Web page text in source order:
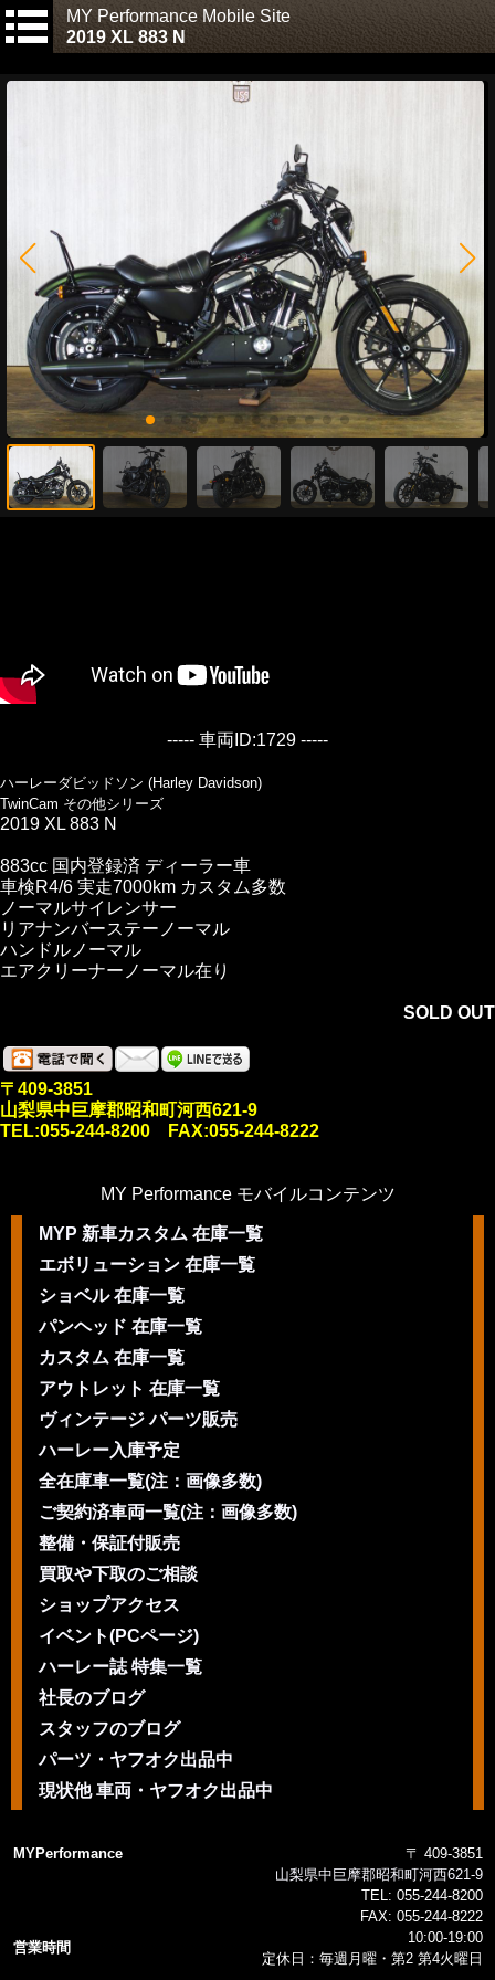
MY Performance Mobile Site
2019 XL 883 N
----- 車両ID:1729 -----
ハーレーダビッドソン (Harley Davidson)
TwinCam その他シリーズ
2019 XL 883 N
883cc 国内登録済 ディーラー車
車検R4/6 実走7000km カスタム多数
ノーマルサイレンサー
リアナンバーステーノーマル
ハンドルノーマル
エアクリーナーノーマル在り
SOLD OUT
〒409-3851
山梨県中巨摩郡昭和町河西621-9
TEL:055-244-8200 FAX:055-244-8222
MY Performance モバイルコンテンツ
MYP 新車カスタム 在庫一覧
エボリューション 在庫一覧
ショベル 在庫一覧
パンヘッド 在庫一覧
カスタム 在庫一覧
アウトレット 在庫一覧
ヴィンテージ パーツ販売
ハーレー入庫予定
全在庫車一覧(注：画像多数)
ご契約済車両一覧(注：画像多数)
整備・保証付販売
買取や下取のご相談
ショップアクセス
イベント(PCページ)
ハーレー誌 特集一覧
社長のブログ
スタッフのブログ
パーツ・ヤフオク出品中
現状他 車両・ヤフオク出品中
MYPerformance
〒 409-3851
山梨県中巨摩郡昭和町河西621-9
TEL: 055-244-8200
FAX: 055-244-8222
営業時間
10:00-19:00
定休日：毎週月曜・第2 第4火曜日